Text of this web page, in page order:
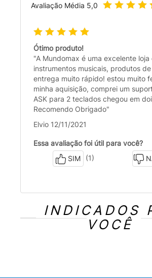
Avaliação Média 5,0
Ótimo produto!
"A Mundomax é uma excelente loja
instrumentos musicais, produtos
entrega muito rápido! estou muito
minha aquisição, comprei um
ASK para 2 teclados chegou em
Recomendo Obrigado"
Elvio 12/11/2021
Essa avaliação foi útil para você?
SIM
(1)
INDICADOS
VOCÊ